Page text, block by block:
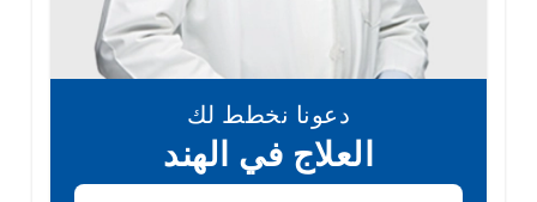
دعونا نخطط لك
العلاج في الهند